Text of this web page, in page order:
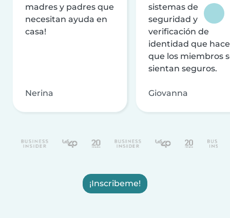
madres y padres que
necesitan ayuda en
casa!
Nerina
sistemas de
seguridad y
verificación de
identidad que
que los miembros
sientan seguros.
Giovanna
¡Inscribeme!